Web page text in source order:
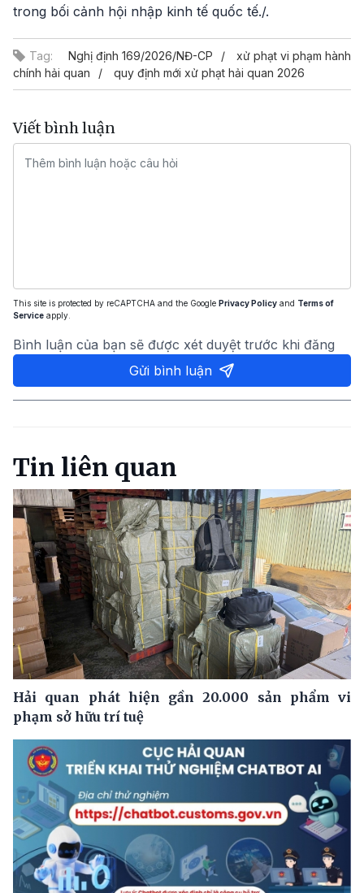
trong bối cảnh hội nhập kinh tế quốc tế./.
Tag: Nghị định 169/2026/NĐ-CP
xử phạt vi phạm hành
chính hải quan
quy định mới xử phạt hải quan 2026
Viết bình luận
This site is protected by reCAPTCHA and the Google Privacy Policy and Terms of
Service apply.
Bình luận của bạn sẽ được xét duyệt trước khi đăng
Gửi bình luận
Tin liên quan
Hải quan phát hiện gần 20.000 sản phẩm vi
phạm sở hữu trí tuệ